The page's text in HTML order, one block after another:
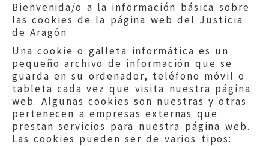
Bienvenida/o a la información básica sobre
las cookies de la página web del Justicia
de Aragón
Una cookie o galleta informática es un
pequeño archivo de información que se
guarda en su ordenador, teléfono móvil o
tableta cada vez que visita nuestra página
web. Algunas cookies son nuestras y otras
pertenecen a empresas externas que
prestan servicios para nuestra página web.
Las cookies pueden ser de varios tipos: